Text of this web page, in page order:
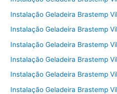
Instalação Geladeira Brastemp
Instalação Geladeira Brastemp
Instalação Geladeira Brastemp
Instalação Geladeira Brastemp
Instalação Geladeira Brastemp
Instalação Geladeira Brastemp